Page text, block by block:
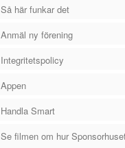
Så här funkar det
Anmäl ny förening
Integritetspolicy
Appen
Handla Smart
Se filmen om hur